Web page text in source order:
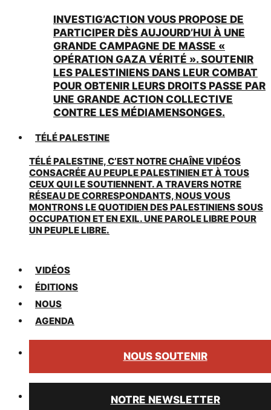
INVESTIG’ACTION VOUS PROPOSE DE
PARTICIPER DÈS AUJOURD’HUI À UNE
GRANDE CAMPAGNE DE MASSE «
OPÉRATION GAZA VÉRITÉ ». SOUTENIR
LES PALESTINIENS DANS LEUR COMBAT
POUR OBTENIR LEURS DROITS PASSE PAR
UNE GRANDE ACTION COLLECTIVE
CONTRE LES MÉDIAMENSONGES.
TÉLÉ PALESTINE
TÉLÉ PALESTINE, C’EST NOTRE CHAÎNE VIDÉOS
CONSACRÉE AU PEUPLE PALESTINIEN ET À TOUS
CEUX QUI LE SOUTIENNENT. A TRAVERS NOTRE
RÉSEAU DE CORRESPONDANTS, NOUS VOUS
MONTRONS LE QUOTIDIEN DES PALESTINIENS SOUS
OCCUPATION ET EN EXIL. UNE PAROLE LIBRE POUR
UN PEUPLE LIBRE.
VIDÉOS
ÉDITIONS
NOUS
AGENDA
NOUS SOUTENIR
NOTRE NEWSLETTER